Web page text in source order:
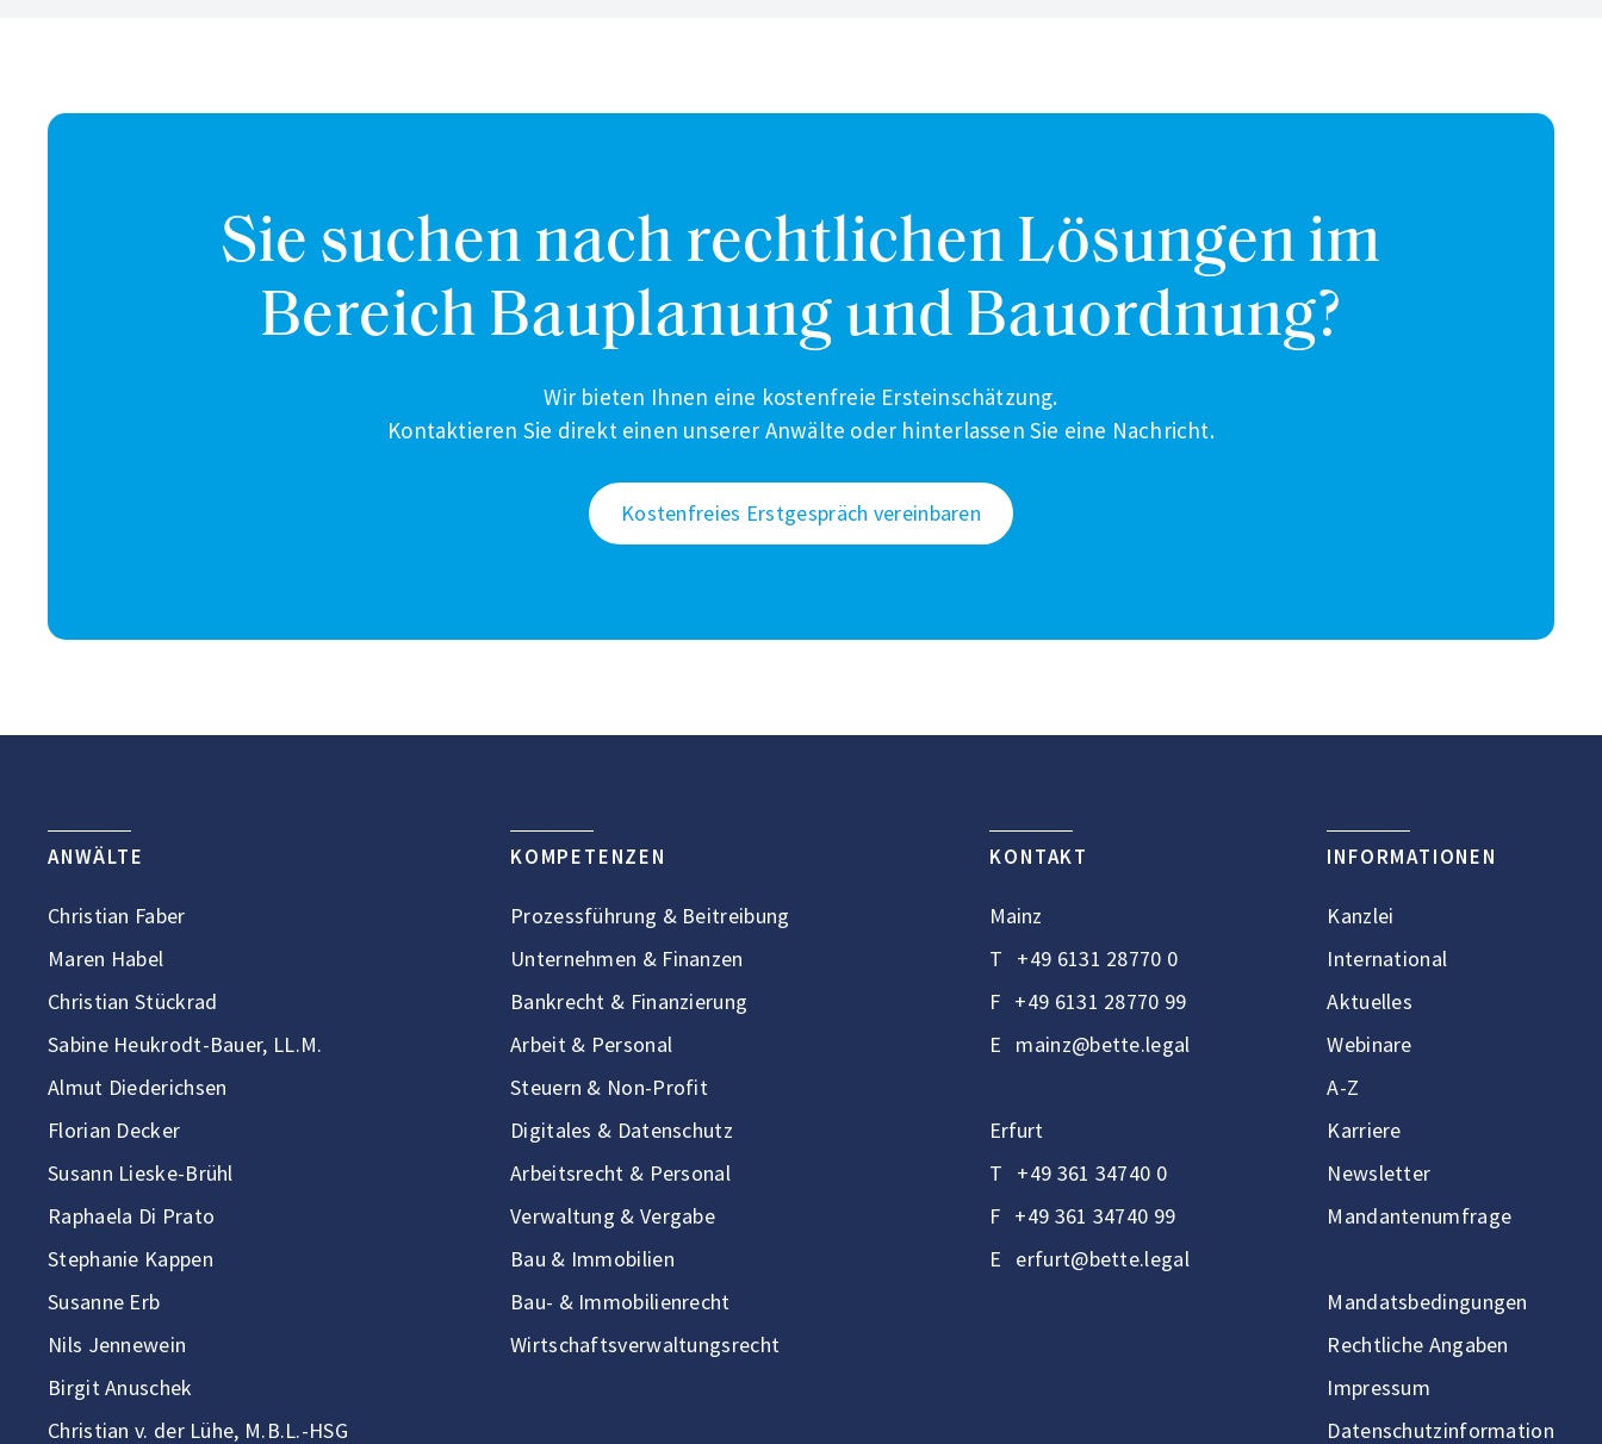
Sie suchen nach rechtlichen Lösungen im
Bereich Bauplanung und Bauordnung?
Wir bieten Ihnen eine kostenfreie Ersteinschätzung.
Kontaktieren Sie direkt einen unserer Anwälte oder hinterlassen Sie eine Nachricht.
Kostenfreies Erstgespräch vereinbaren
ANWÄLTE
Christian Faber
Maren Habel
Christian Stückrad
Sabine Heukrodt-Bauer, LL.M.
Almut Diederichsen
Florian Decker
Susann Lieske-Brühl
Raphaela Di Prato
Stephanie Kappen
Susanne Erb
Nils Jennewein
Birgit Anuschek
Christian v. der Lühe, M.B.L.-HSG
KOMPETENZEN
Prozessführung & Beitreibung
Unternehmen & Finanzen
Bankrecht & Finanzierung
Arbeit & Personal
Steuern & Non-Profit
Digitales & Datenschutz
Arbeitsrecht & Personal
Verwaltung & Vergabe
Bau & Immobilien
Bau- & Immobilienrecht
Wirtschaftsverwaltungsrecht
KONTAKT
Mainz
T +49 6131 28770 0
F +49 6131 28770 99
E mainz@bette.legal
Erfurt
T +49 361 34740 0
F +49 361 34740 99
E erfurt@bette.legal
INFORMATIONEN
Kanzlei
International
Aktuelles
Webinare
A-Z
Karriere
Newsletter
Mandantenumfrage
Mandatsbedingungen
Rechtliche Angaben
Impressum
Datenschutzinformation